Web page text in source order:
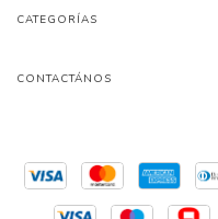
CATEGORÍAS
CONTACTÁNOS